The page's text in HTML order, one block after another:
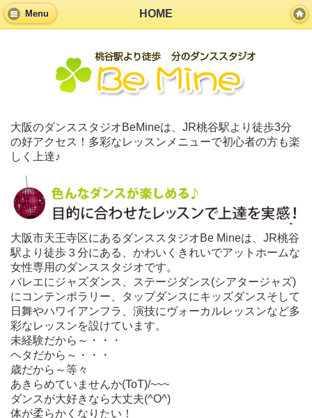
Menu HOME
大阪のダンススタジオBeMineは、JR桃谷駅より徒歩3分
の好アクセス！多彩なレッスンメニューで初心者の方も楽
しく上達♪
大阪市天王寺区にあるダンススタジオBe Mineは、JR桃谷
駅より徒歩３分にある、かわいくきれいでアットホームな
女性専用のダンススタジオです。
バレエにジャズダンス、ステージダンス(シアタージャズ)
にコンテンポラリー、タップダンスにキッズダンスそして
日舞やハワイアンフラ、演技にヴォーカルレッスンなど多
彩なレッスンを設けています。
未経験だから～・・・
ヘタだから～・・・
歳だから～等々
あきらめていませんか(ToT)/~~~
ダンスが大好きなら大丈夫(^O^)
体が柔らかくなりたい！